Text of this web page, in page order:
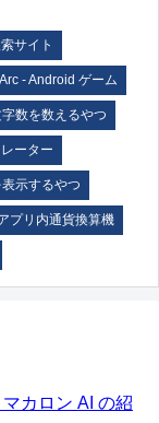
サイト
- Android ゲーム
数を数えるやつ
ーター
示するやつ
プリ内通貨換算機
カロン AI の紹